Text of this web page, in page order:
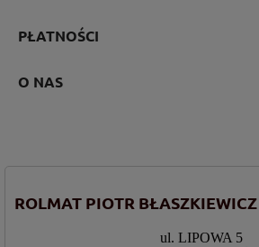
PŁATNOŚCI
O NAS
ROLMAT PIOTR BŁASZKIEWICZ
ul. LIPOWA 5